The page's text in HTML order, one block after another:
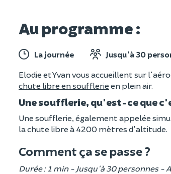
Au programme :
La journée Jusqu'à 30
Elodie et Yvan vous accueillent sur
chute libre en soufflerie en plein air.
Une soufflerie, qu'est-ce que
Une soufflerie, également appelée
la chute libre à 4200 mètres d'altitude.
Comment ça se passe ?
Durée : 1 min - Jusqu'à 30 personnes -